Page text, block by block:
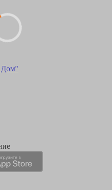
Дом"